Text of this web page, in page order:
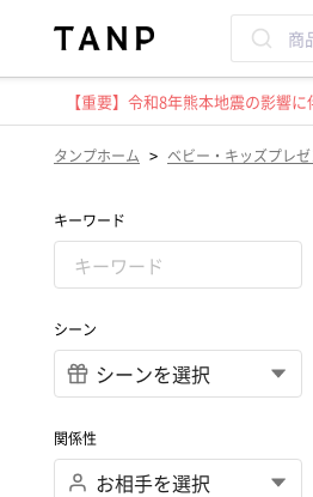
【重要】令和8年熊本地震の影響
タンプホーム > ベビー・キッズプレ
キーワード
シーン
関係性